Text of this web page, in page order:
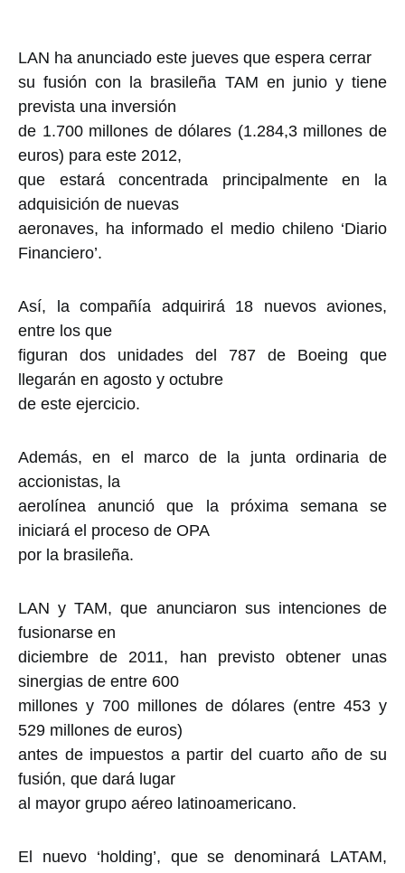
LAN ha anunciado este jueves que espera cerrar
su fusión con la brasileña TAM en junio y tiene
prevista una inversión
de 1.700 millones de dólares (1.284,3 millones de
euros) para este 2012,
que estará concentrada principalmente en la
adquisición de nuevas
aeronaves, ha informado el medio chileno ‘Diario
Financiero’.
Así, la compañía adquirirá 18 nuevos aviones,
entre los que
figuran dos unidades del 787 de Boeing que
llegarán en agosto y octubre
de este ejercicio.
Además, en el marco de la junta ordinaria de
accionistas, la
aerolínea anunció que la próxima semana se
iniciará el proceso de OPA
por la brasileña.
LAN y TAM, que anunciaron sus intenciones de
fusionarse en
diciembre de 2011, han previsto obtener unas
sinergias de entre 600
millones y 700 millones de dólares (entre 453 y
529 millones de euros)
antes de impuestos a partir del cuarto año de su
fusión, que dará lugar
al mayor grupo aéreo latinoamericano.
El nuevo ‘holding’, que se denominará LATAM,